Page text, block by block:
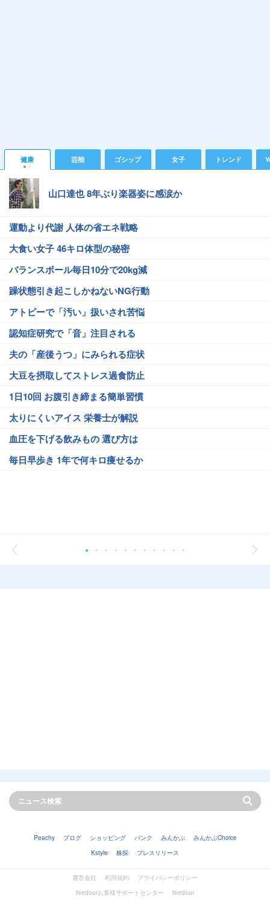
健康 芸能 ゴシップ 女子 トレンド
山口達也 8年ぶり楽器姿に感涙か
運動より代謝 人体の省エネ戦略
大食い女子 46キロ体型の秘密
バランスボール毎日10分で20kg減
躁状態引き起こしかねないNG行動
アトピーで「汚い」扱いされ苦悩
認知症研究で「音」注目される
夫の「産後うつ」にみられる症状
大豆を摂取してストレス過食防止
1日10回 お腹引き締まる簡単習慣
太りにくいアイス 栄養士が解説
血圧を下げる飲みもの 選び方は
毎日早歩き 1年で何キロ痩せるか
Peachy ブログ ショッピング バンク みんかぶ
みんかぶChoice
Kstyle
株探 プレスリリース
運営会社 利用規約
プライバシーポリシー
livedoorお客様サポートセンター
livedoor